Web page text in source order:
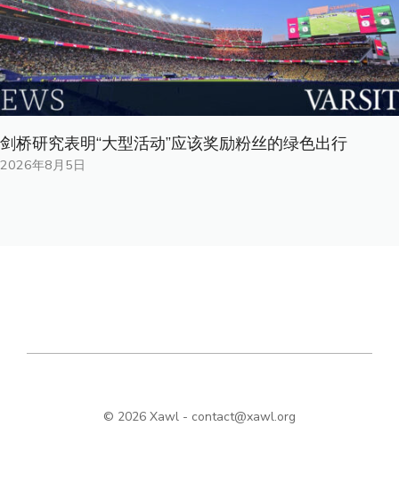
剑桥研究表明“大型活动”应该奖励粉丝的绿色出行
2026年8月5日
© 2026 Xawl - contact@xawl.org